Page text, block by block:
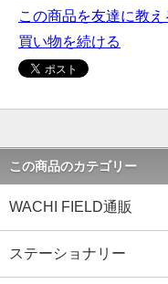
この商品を友達に教え
買い物を続ける
この商品のカテゴリー
WACHI FIELD通販
ステーショナリー